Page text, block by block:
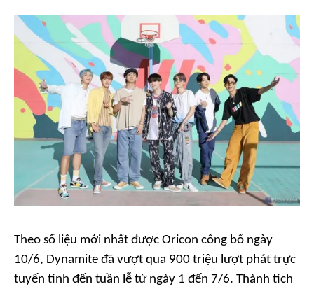
Theo số liệu mới nhất được Oricon công bố ngày
10/6, Dynamite đã vượt qua 900 triệu lượt phát trực
tuyến tính đến tuần lễ từ ngày 1 đến 7/6. Thành tích